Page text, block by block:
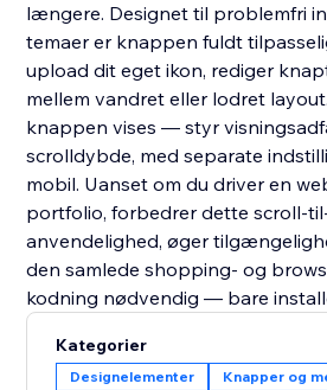
længere. Designet til problemfri
temaer er knappen fuldt
upload dit eget ikon, rediger
mellem vandret eller lodret
knappen vises — styr
scrolldybde, med separate
mobil. Uanset om du driver en
portfolio, forbedrer dette scroll-
anvendelighed, øger
den samlede shopping- og
kodning nødvendig — bare
Kategorier
Designelementer Knapper og